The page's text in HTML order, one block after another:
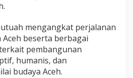
mengangkat perjalanan
beserta berbagai
pembangunan
humanis, dan
budaya Aceh.